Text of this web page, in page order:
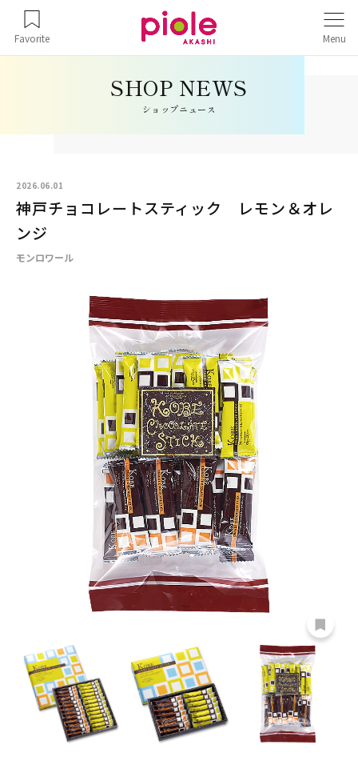
Favorite Menu
ショップニュース
2026.06.01
神戸チョコレートスティック レモン＆オレ
ンジ
モンロワール